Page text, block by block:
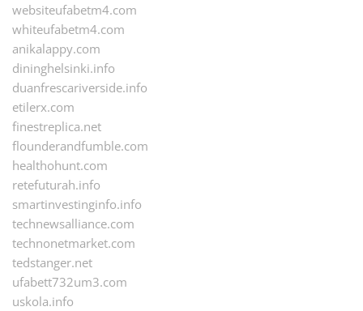
websiteufabetm4.com
whiteufabetm4.com
anikalappy.com
dininghelsinki.info
duanfrescariverside.info
etilerx.com
finestreplica.net
flounderandfumble.com
healthohunt.com
retefuturah.info
smartinvestinginfo.info
technewsalliance.com
technonetmarket.com
tedstanger.net
ufabett732um3.com
uskola.info